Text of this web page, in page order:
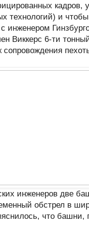
кадров,
технологий) и
инженером
Виккерс 6-ти
сопровождения
инженеров две
обстрел в
что